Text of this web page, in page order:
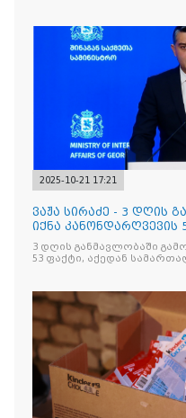
2025-10-21 17:21
ვაჟა სირაძე - 3 დღის
იქნა კანონდარღვევის
სამართალდამრღვევია
3 დღის განმავლობაში
53 ფაქტი, აქედან